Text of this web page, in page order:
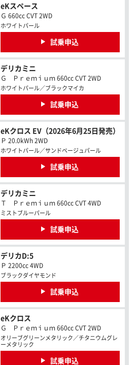
eKスペース
Ｇ 660cc CVT 2WD
ホワイトパール
試乗申込
デリカミニ
Ｇ Ｐｒｅｍｉｕｍ 660cc CVT 2WD
ホワイトパール／ブラックマイカ
試乗申込
eKクロス EV（2026年6月25日発売）
Ｐ 20.0kWh 2WD
ホワイトパール／サンドベージュパール
試乗申込
デリカミニ
Ｔ Ｐｒｅｍｉｕｍ 660cc CVT 4WD
ミストブルーパール
試乗申込
デリカD:5
Ｐ 2200cc 4WD
ブラックダイヤモンド
試乗申込
eKクロス
Ｇ Ｐｒｅｍｉｕｍ 660cc CVT 2WD
オリーブグリーンメタリック／チタニウムグレ
ーメタリック
試乗申込